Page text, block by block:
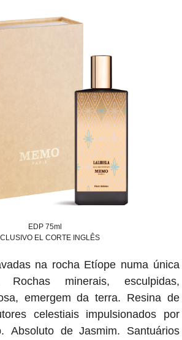
EDP 75ml
EL CORTE INGLÊS
na rocha Etíope numa única
Rochas minerais, esculpidas,
emergem da terra. Resina de
celestiais impulsionados por
Absoluto de Jasmim. Santuários